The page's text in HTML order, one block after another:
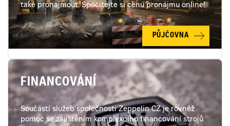
také pronajmout. Spočítejte si cenu pronájmu online!
PŮJČOVNA
FINANCOVÁNÍ
Součástí služeb společnosti Zeppelin CZ je rovněž
pomoc se zajištěním komplexního financování strojů